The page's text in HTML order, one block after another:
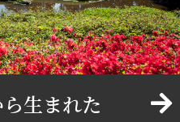
生まれた